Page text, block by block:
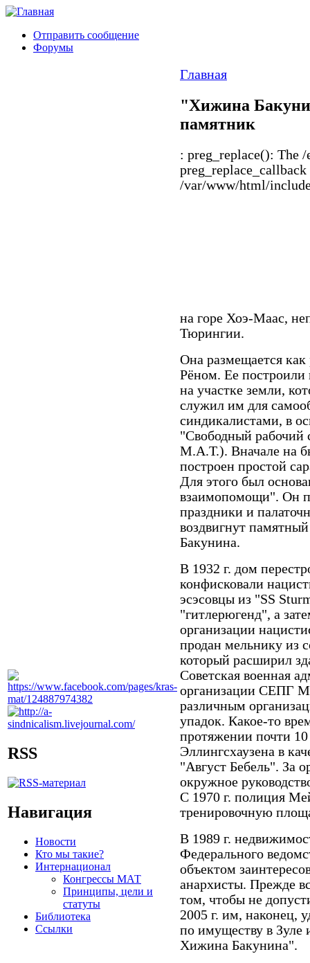
Отправить сообщение
Форумы
RSS
Навигация
Новости
Кто мы такие?
Интернационал
Конгрессы МАТ
Принципы, цели и
статуты
Библиотека
Ссылки
Главная
"Хижина
памятник
: preg_replace(): The
/var/www/html/
на горе Хоэ-Маас,
Тюрингии.
Она размещается
Рёном. Ее построили
на участке земли,
служил им для
синдикалистами, в
"Свободный рабочий
М.А.Т.). Вначале на
построен простой
Для этого был
взаимопомощи". Он
праздники и
воздвигнут
Бакунина.
В 1932 г. дом
конфисковали
эсэсовцы из "SS
"гитлерюгенд", а
организации
продан мельнику из
который расширил
Советская военная
организации СЕПГ
различным
упадок. Какое-то
протяжении почти
Эллингсхаузена в
"Август Бебель". За
окружное
С 1970 г. полиция
тренировочную
В 1989 г.
Федерального
объектом
анархисты. Прежде
том, чтобы не
2005 г. им, наконец,
по имуществу в Зуле
Хижина Бакунина".